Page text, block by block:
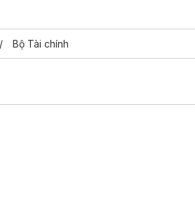
Bộ Tài chính